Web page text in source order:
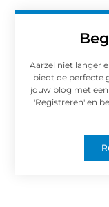
Aarzel niet langer
biedt de perfecte
jouw blog met
'Registreren' en